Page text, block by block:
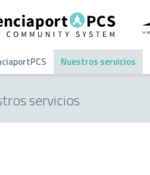
Nuestros servicios
servicios